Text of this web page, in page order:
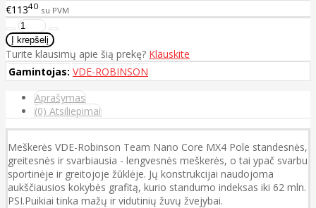
€11340 su PVM
Turite klausimų apie šią prekę? Klauskite
Gamintojas: VDE-ROBINSON
Aprašymas
(0) Atsiliepimai
Meškerės VDE-Robinson Team Nano Core MX4 Pole standesnės,
greitesnės ir svarbiausia - lengvesnės meškerės, o tai ypač svarbu
sportinėje ir greitojoje žūklėje. Jų konstrukcijai naudojoma
aukščiausios kokybės grafitą, kurio standumo indeksas iki 62 mln.
PSI.Puikiai tinka mažų ir vidutinių žuvų žvejybai.